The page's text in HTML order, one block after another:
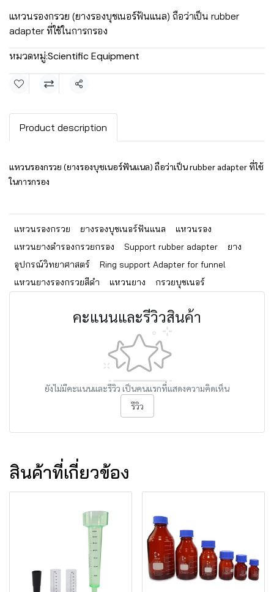
แหวนรองกรวย (ยางรองบุชเนอร์ฟันแนล) ถือว่าเป็น rubber
adapter ที่ใช้ในการกรอง
หมวดหมู่:Scientific Equipment
แชร์
Product description
แหวนรองกรวย (ยางรองบุชเนอร์ฟันแนล) ถือว่าเป็น rubber adapter ที่ใช้
ในการกรอง
แหวนรองกรวย ยางรองบุชเนอร์ฟันแนล
แหวนรอง
แหวนยางดำรองกรวยกรอง
Support rubber adapter
ยาง
อุปกรณ์วิทยาศาสตร์
Ring support Adapter for funnel
แหวนยางรองกรวยสีดำ
แหวนยาง กรวยบุชเนอร์
คะแนนและรีวิวสินค้า
ยังไม่มีคะแนนและรีวิว เป็นคนแรกที่แสดงความคิดเห็น
รีวิว
สินค้าที่เกี่ยวข้อง